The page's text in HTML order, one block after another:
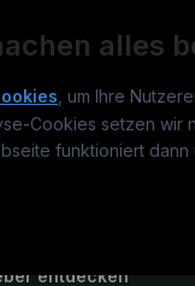
alles
, um Ihre
Cookies setzen wir
funktioniert
entdecken